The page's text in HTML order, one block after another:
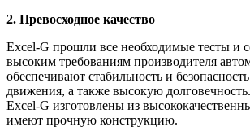
2. Превосходное качество
Excel-G прошли все необходимые тесты и
высоким требованиям производителя
обеспечивают стабильность и
движения, а также высокую
Excel-G изготовлены из
имеют прочную конструкцию.